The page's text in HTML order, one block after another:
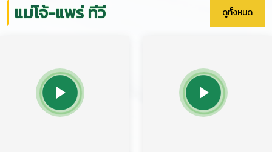
แม่โจ้-แพร่ ทีวี ดูทั้งหมด